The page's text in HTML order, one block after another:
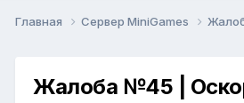
Главная Сервер MiniGames
Жалоба №45 |